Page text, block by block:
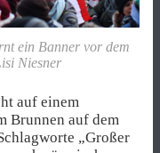
ein Banner vor dem
Niesner
auf einem
Brunnen auf dem
„Großer